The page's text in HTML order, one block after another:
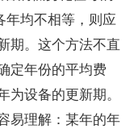
均不相等，则应
期。这个方法不直
定年份的平均费
设备的更新期。
理解：某年的年